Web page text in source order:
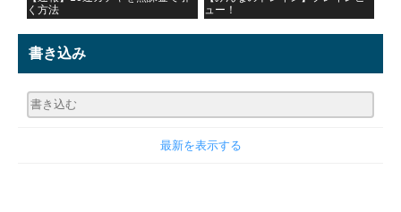
く方法
ュー！
書き込み
最新を表示する